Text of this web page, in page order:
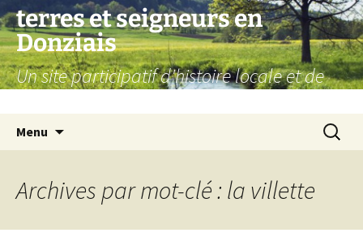
Aller
au
contenu
terres et seigneurs en
Donziais
Un site participatif d'histoire locale et de
Menu
Archives par mot-clé : la villette